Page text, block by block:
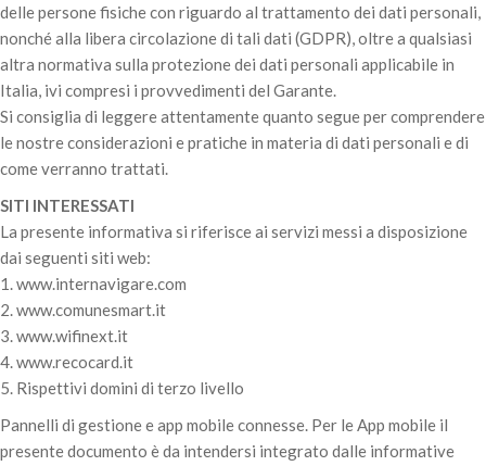
delle persone fisiche con riguardo al trattamento dei dati personali,
nonché alla libera circolazione di tali dati (GDPR), oltre a qualsiasi
altra normativa sulla protezione dei dati personali applicabile in
Italia, ivi compresi i provvedimenti del Garante.
Si consiglia di leggere attentamente quanto segue per comprendere
le nostre considerazioni e pratiche in materia di dati personali e di
come verranno trattati.
SITI INTERESSATI
La presente informativa si riferisce ai servizi messi a disposizione
dai seguenti siti web:
1. www.internavigare.com
2. www.comunesmart.it
3. www.wifinext.it
4. www.recocard.it
5. Rispettivi domini di terzo livello
Pannelli di gestione e app mobile connesse. Per le App mobile il
presente documento è da intendersi integrato dalle informative